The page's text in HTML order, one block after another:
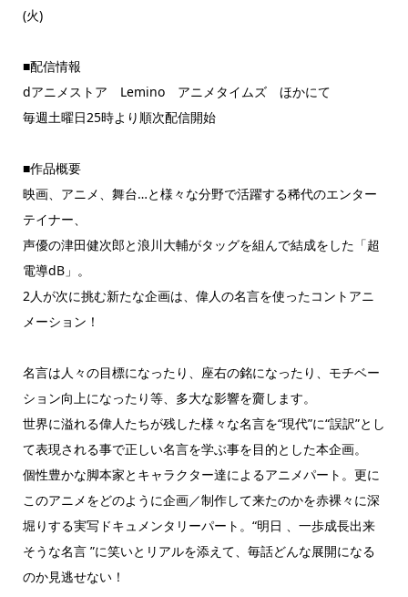
(火)
■配信情報
dアニメストア Lemino アニメタイムズ ほかにて
毎週土曜日25時より順次配信開始
■作品概要
映画、アニメ、舞台…と様々な分野で活躍する稀代のエンター
テイナー、
声優の津田健次郎と浪川大輔がタッグを組んで結成をした「超
電導dB」。
2人が次に挑む新たな企画は、偉人の名言を使ったコントアニ
メーション！
名言は人々の目標になったり、座右の銘になったり、モチベー
ション向上になったり等、多大な影響を齎します。
世界に溢れる偉人たちが残した様々な名言を“現代”に“誤訳”とし
て表現される事で正しい名言を学ぶ事を目的とした本企画。
個性豊かな脚本家とキャラクター達によるアニメパート。更に
このアニメをどのように企画／制作して来たのかを赤裸々に深
堀りする実写ドキュメンタリーパート。“明日 、一歩成長出来
そうな名言 ”に笑いとリアルを添えて、毎話どんな展開になる
のか見逃せない！